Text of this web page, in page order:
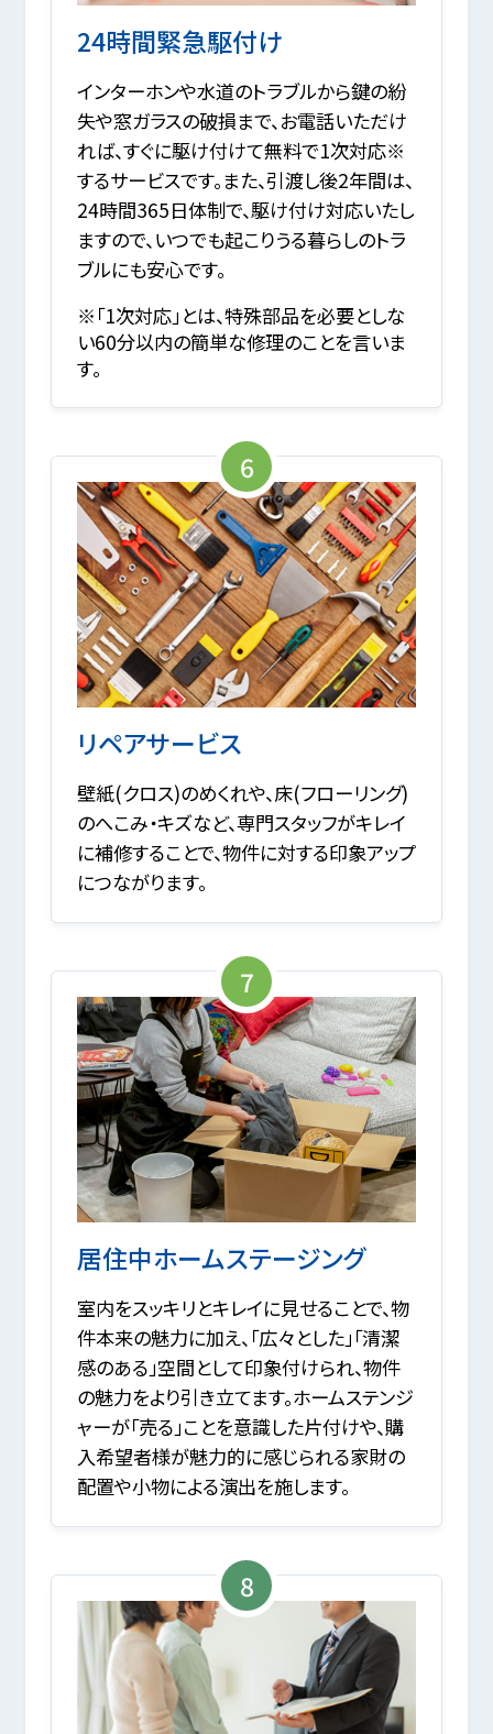
24時間緊急駆付け
インターホンや水道のトラブルから鍵の紛
失や窓ガラスの破損まで、お電話いただけ
れば、すぐに駆け付けて無料で1次対応※
するサービスです。また、引渡し後2年間は、
24時間365日体制で、駆け付け対応いたし
ますので、いつでも起こりうる暮らしのトラ
ブルにも安心です。
※「1次対応」とは、特殊部品を必要としな
い60分以内の簡単な修理のことを言いま
す。
6
リペアサービス
壁紙(クロス)のめくれや、床(フローリング)
のへこみ・キズなど、専門スタッフがキレイ
に補修することで、物件に対する印象アップ
につながります。
7
居住中ホームステージング
室内をスッキリとキレイに見せることで、物
件本来の魅力に加え、「広々とした」「清潔
感のある」空間として印象付けられ、物件
の魅力をより引き立てます。ホームステンジ
ャーが「売る」ことを意識した片付けや、購
入希望者様が魅力的に感じられる家財の
配置や小物による演出を施します。
8